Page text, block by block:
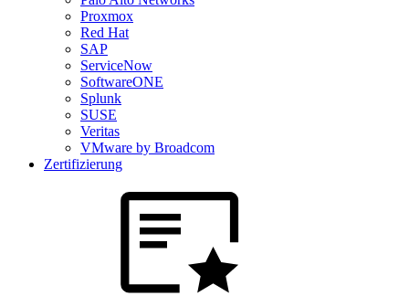
Proxmox
Red Hat
SAP
ServiceNow
SoftwareONE
Splunk
SUSE
Veritas
VMware by Broadcom
Zertifizierung